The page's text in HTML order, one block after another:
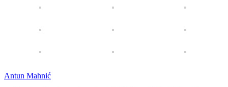
Categories
Antun Mahnić